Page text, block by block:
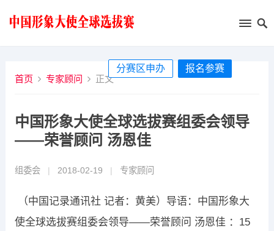
分赛区申办
报名参赛
首页
专家顾问 正文
中国形象大使全球选拔赛组委会领导
——荣誉顾问 汤恩佳
组委会 | 2018-02-19 | 专家顾问
（中国记录通讯社 记者：黄美）导语：中国形象大
使全球选拔赛组委会领导——荣誉顾问 汤恩佳 ：15